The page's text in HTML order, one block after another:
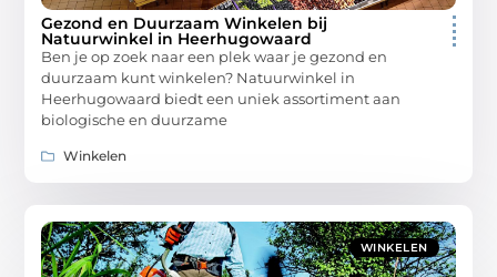
Gezond en Duurzaam Winkelen bij
Natuurwinkel in Heerhugowaard
Ben je op zoek naar een plek waar je gezond en
duurzaam kunt winkelen? Natuurwinkel in
Heerhugowaard biedt een uniek assortiment aan
biologische en duurzame
Winkelen
WINKELEN